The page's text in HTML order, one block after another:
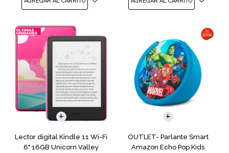
Lector digital Kindle 11 Wi-Fi
6" 16GB Unicorn Valley
OUTLET- Parlante Smart
Amazon Echo Pop Kids